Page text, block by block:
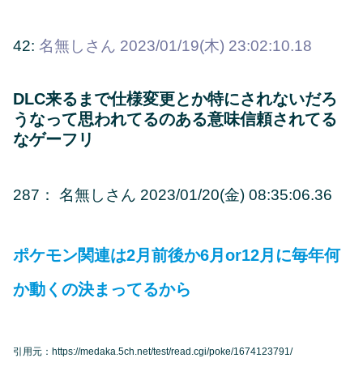
42: 名無しさん 2023/01/19(木) 23:02:10.18
DLC来るまで仕様変更とか特にされないだろ
うなって思われてるのある意味信頼されてる
なゲーフリ
287： 名無しさん 2023/01/20(金) 08:35:06.36
ポケモン関連は2月前後か6月or12月に毎年何
か動くの決まってるから
引用元：https://medaka.5ch.net/test/read.cgi/poke/1674123791/